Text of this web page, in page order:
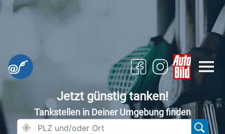
Jetzt günstig tanken!
Tankstellen in Deiner Umgebung finden